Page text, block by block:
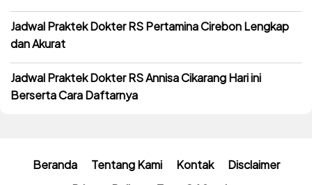
Jadwal Praktek Dokter RS Pertamina Cirebon Lengkap
dan Akurat
Jadwal Praktek Dokter RS Annisa Cikarang Hari ini
Berserta Cara Daftarnya
Beranda Tentang Kami Kontak
Disclaimer